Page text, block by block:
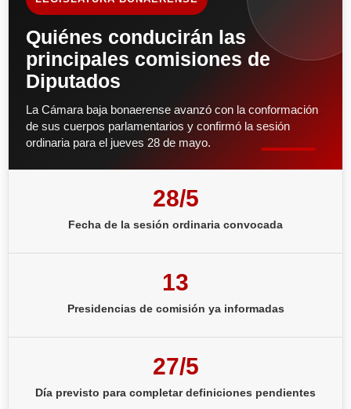
Quiénes conducirán las
principales comisiones de
Diputados
La Cámara baja bonaerense avanzó con la conformación
de sus cuerpos parlamentarios y confirmó la sesión
ordinaria para el jueves 28 de mayo.
28/5
Fecha de la sesión ordinaria convocada
13
Presidencias de comisión ya informadas
27/5
Día previsto para completar definiciones pendientes